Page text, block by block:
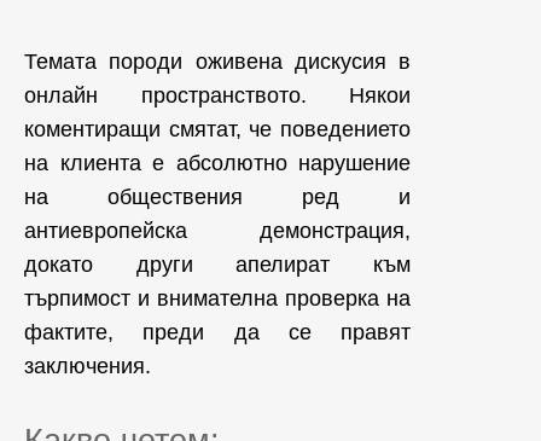
Темата породи оживена дискусия в
онлайн пространството. Някои
коментиращи смятат, че поведението
на клиента е абсолютно нарушение
на обществения ред и
антиевропейска демонстрация,
докато други апелират към
търпимост и внимателна проверка на
фактите, преди да се правят
заключения.